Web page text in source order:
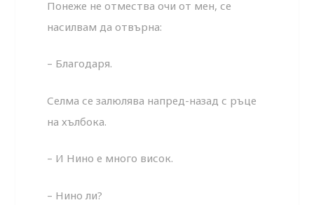
Понеже не отмества очи от мен, се
насилвам да отвърна:
– Благодаря.
Селма се залюлява напред-назад с ръце
на хълбока.
– И Нино е много висок.
– Нино ли?